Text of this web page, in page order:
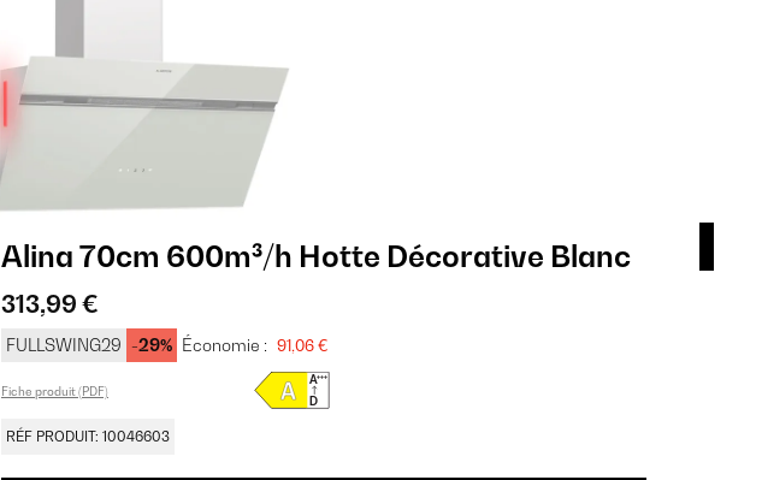
Alina 70cm 600m³/h Hotte Décorative Blanc
313,99 €
FULLSWING29 -29% Économie : 91,06 €
Fiche produit (PDF)
RÉF PRODUIT: 10046603